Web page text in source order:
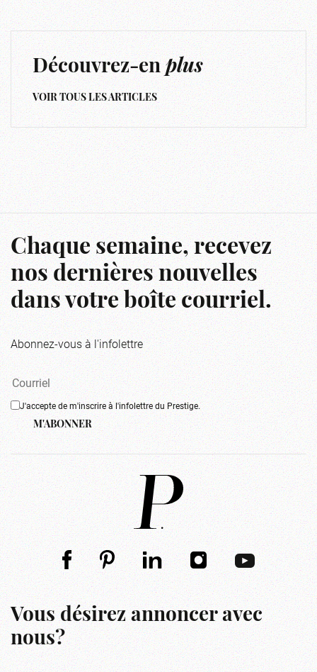
Découvrez-enplus
VOIR TOUS LES ARTICLES
Chaque semaine, recevez
nos dernières nouvelles
dans votre boîte courriel.
Abonnez-vous à l'infolettre
J'accepte de m'inscrire à l'infolettre du Prestige.
M'ABONNER
Vous désirez annoncer avec
nous?